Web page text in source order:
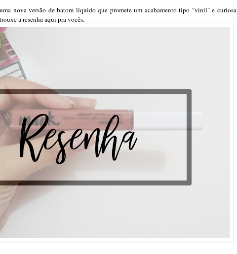
nova versão de batom líquido que promete um acabamento tipo "vinil" e curiosa
a resenha aqui pra vocês.